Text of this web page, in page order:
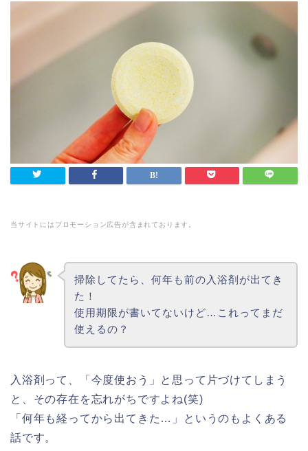
当サイトにはプロモーション広告が含まれております。
掃除してたら、何年も前の入浴剤が出てき
た！
使用期限が書いてないけど…これってまだ
使えるの？
入浴剤って、「今度使おう」と思って片づけてしまう
と、その存在を忘れがちですよね(笑)
「何年も経ってから出てきた…」というのもよくある
話です。